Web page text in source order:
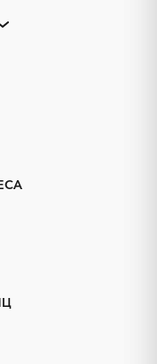
добавки)